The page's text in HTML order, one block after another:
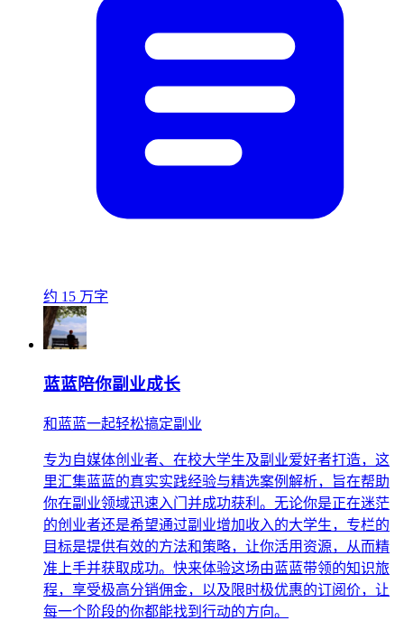
约 15 万字
蓝蓝陪你副业成长
和蓝蓝一起轻松搞定副业
专为自媒体创业者、在校大学生及副业爱好者打造，这
里汇集蓝蓝的真实实践经验与精选案例解析，旨在帮助
你在副业领域迅速入门并成功获利。无论你是正在迷茫
的创业者还是希望通过副业增加收入的大学生，专栏的
目标是提供有效的方法和策略，让你活用资源，从而精
准上手并获取成功。快来体验这场由蓝蓝带领的知识旅
程，享受极高分销佣金，以及限时极优惠的订阅价，让
每一个阶段的你都能找到行动的方向。